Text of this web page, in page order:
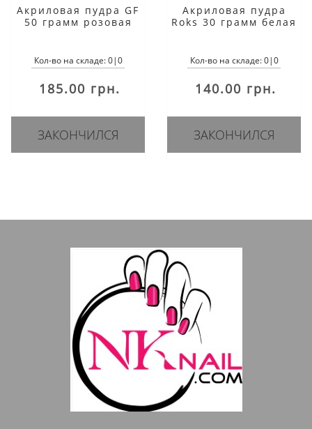
Акриловая пудра GF
50 грамм розовая
Кол-во на складе: 0|0
185.00 грн.
ЗАКОНЧИЛСЯ
Акриловая пудра
Roks 30 грамм белая
Кол-во на складе: 0|0
140.00 грн.
ЗАКОНЧИЛСЯ